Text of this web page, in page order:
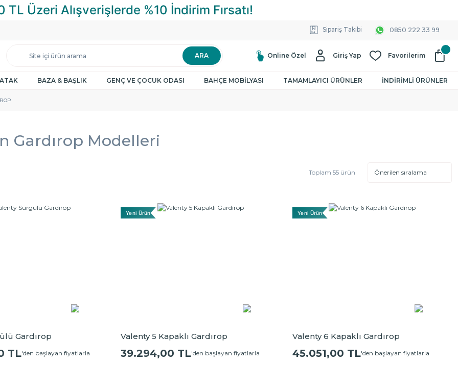
Sipariş Takibi 0850 222 33 99
ARA Online Özel Giriş Yap Favorilerim
BAZA & BAŞLIK GENÇ VE ÇOCUK ODASI BAHÇE MOBİLYASI TAMAMLAYICI ÜRÜNLER İNDİRİMLİ ÜRÜNLER
Gardırop Modelleri
Toplam 55 ürün
Gardırop
TL'den başlayan fiyatlarla
Yeni Ürün
Valenty 5 Kapaklı Gardırop
39.294,00 TL'den başlayan fiyatlarla
Yeni Ürün
Valenty 6 Kapaklı Gardırop
45.051,00 TL'den başlayan fiyatlarla